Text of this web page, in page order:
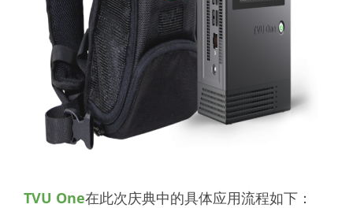
TVU One在此次庆典中的具体应用流程如下：